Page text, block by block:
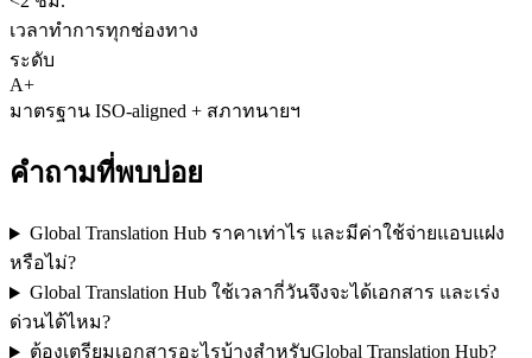
เวลาทำการทุกช่องทาง
ระดับ
A+
มาตรฐาน ISO-aligned + สภาทนายฯ
คำถามที่พบบ่อย
Global Translation Hub ราคาเท่าไร และมีค่าใช้จ่ายแอบแฝง
หรือไม่?
Global Translation Hub ใช้เวลากี่วันจึงจะได้เอกสาร และเร่ง
ด่วนได้ไหม?
ต้องเตรียมเอกสารอะไรบ้างสำหรับGlobal Translation Hub?